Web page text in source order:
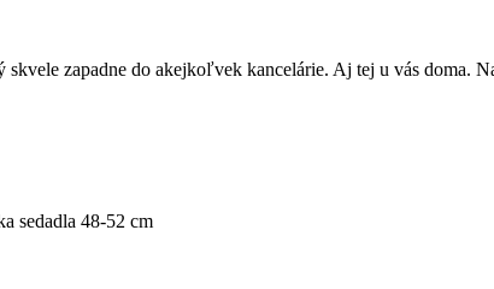
zapadne do akejkoľvek kancelárie. Aj tej u vás doma.
sedadla 48-52 cm